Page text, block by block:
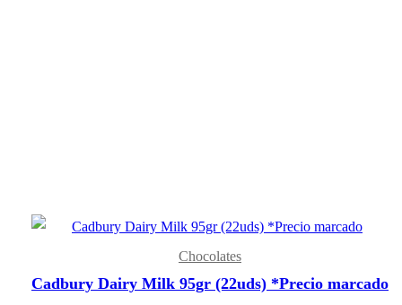
Chocolates
Cadbury Dairy Milk 95gr (22uds) *Precio marcado